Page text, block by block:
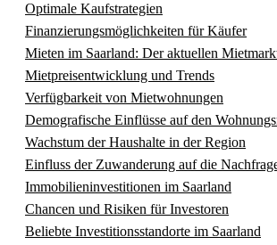
Optimale Kaufstrategien
Finanzierungsmöglichkeiten für Käufer
Mieten im Saarland: Der aktuellen
Mietpreisentwicklung und Trends
Verfügbarkeit von Mietwohnungen
Demografische Einflüsse auf den
Wachstum der Haushalte in der Region
Einfluss der Zuwanderung auf die
Immobilieninvestitionen im Saarland
Chancen und Risiken für Investoren
Beliebte Investitionsstandorte im Saarland